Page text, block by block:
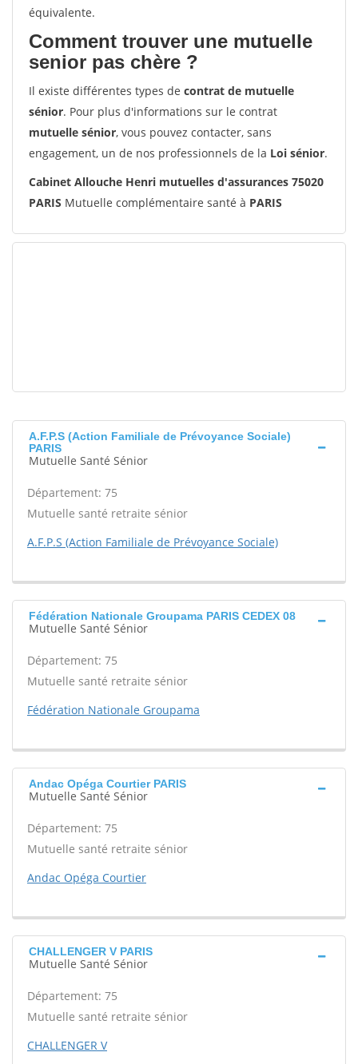
équivalente.
Comment trouver une mutuelle
senior pas chère ?
Il existe différentes types de contrat de mutuelle
sénior. Pour plus d'informations sur le contrat
mutuelle sénior, vous pouvez contacter, sans
engagement, un de nos professionnels de la Loi sénior.
Cabinet Allouche Henri mutuelles d'assurances 75020
PARIS Mutuelle complémentaire santé à PARIS
A.F.P.S (Action Familiale de Prévoyance Sociale)
PARIS
Mutuelle Santé Sénior
Département: 75
Mutuelle santé retraite sénior
A.F.P.S (Action Familiale de Prévoyance Sociale)
Fédération Nationale Groupama PARIS CEDEX 08
Mutuelle Santé Sénior
Département: 75
Mutuelle santé retraite sénior
Fédération Nationale Groupama
Andac Opéga Courtier PARIS
Mutuelle Santé Sénior
Département: 75
Mutuelle santé retraite sénior
Andac Opéga Courtier
CHALLENGER V PARIS
Mutuelle Santé Sénior
Département: 75
Mutuelle santé retraite sénior
CHALLENGER V